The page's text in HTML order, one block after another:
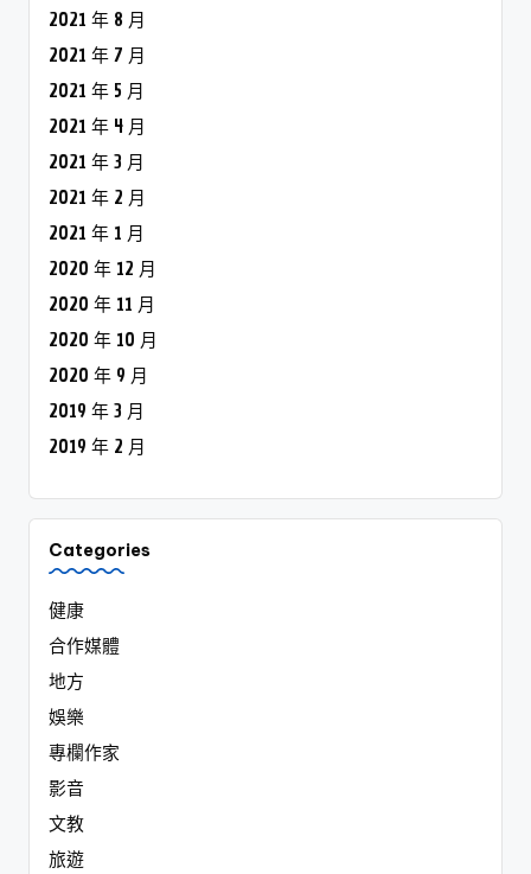
2021 年 8 月
2021 年 7 月
2021 年 5 月
2021 年 4 月
2021 年 3 月
2021 年 2 月
2021 年 1 月
2020 年 12 月
2020 年 11 月
2020 年 10 月
2020 年 9 月
2019 年 3 月
2019 年 2 月
Categories
健康
合作媒體
地方
娛樂
專欄作家
影音
文教
旅遊